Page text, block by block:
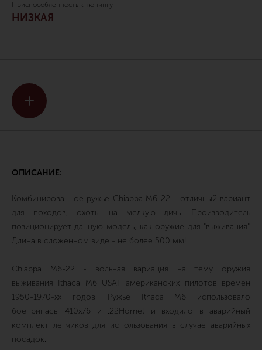
Приспособленность к тюнингу
НИЗКАЯ
ОПИСАНИЕ:
Комбинированное ружье Chiappa M6-22 - отличный вариант
для походов, охоты на мелкую дичь. Производитель
позиционирует данную модель, как оружие для "выживания".
Длина в сложенном виде - не более 500 мм!
Chiappa M6-22 - вольная вариация на тему оружия
выживания Ithaca M6 USAF американских пилотов времен
1950-1970-хх годов. Ружье Ithaca M6 использовало
боеприпасы 410х76 и .22Hornet и входило в аварийный
комплект летчиков для использования в случае аварийных
посадок.